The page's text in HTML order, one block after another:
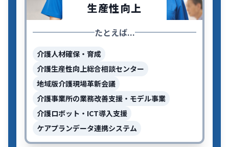
生産性向上
たとえば...
介護人材確保・育成
介護生産性向上総合相談センター
地域版介護現場革新会議
介護事業所の業務改善支援・モデル事業
介護ロボット・ICT導入支援
ケアプランデータ連携システム